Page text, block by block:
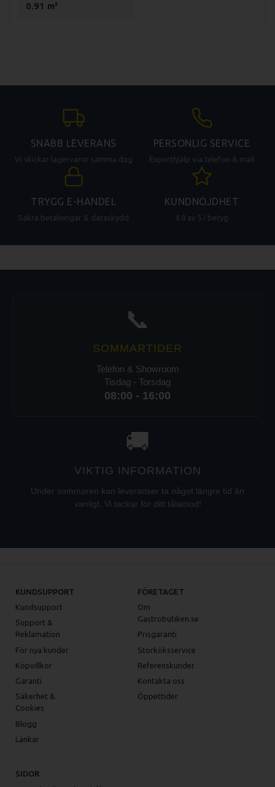
0.91 m³
SNABB LEVERANS
Vi skickar lagervaror samma dag
PERSONLIG SERVICE
Experthjälp via telefon & mail
TRYGG E-HANDEL
Säkra betalningar & dataskydd
KUNDNÖJDHET
4.8 av 5 i betyg
📞
SOMMARTIDER
Telefon & Showroom
Tisdag - Torsdag
08:00 - 16:00
🚚
VIKTIG INFORMATION
Under sommaren kan leveranser ta något längre tid än
vanligt. Vi tackar för ditt tålamod!
KUNDSUPPORT
Kundsupport
Support &
Reklamation
För nya kunder
Köpvillkor
Garanti
Säkerhet &
Cookies
Blogg
Länkar
FÖRETAGET
Om
Gastrobutiken.se
Prisgaranti
Storköksservice
Referenskunder
Kontakta oss
Öppettider
SIDOR